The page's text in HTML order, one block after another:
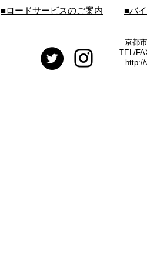
■ロードサービスのご案内 ■バ
京都
TEL/